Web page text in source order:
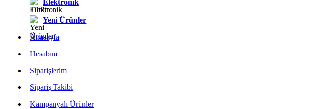
Elektronik
Yeni Ürünler
Anasayfa
Hesabım
Siparişlerim
Sipariş Takibi
Kampanyalı Ürünler